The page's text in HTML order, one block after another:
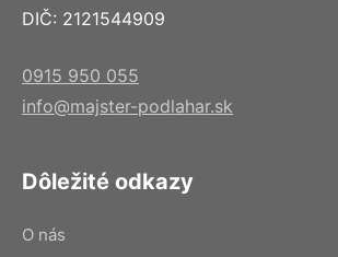
DIČ: 2121544909
0915 950 055
info@majster-podlahar.sk
Dôležité odkazy
O nás